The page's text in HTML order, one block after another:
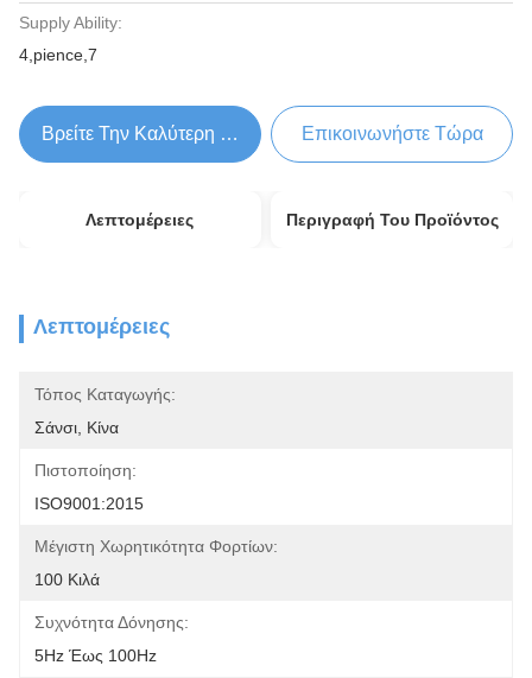
Supply Ability:
4,pience,7
Βρείτε Την Καλύτερη Τιμή Επικοινωνήστε Τώρα
Λεπτομέρειες Περιγραφή Του Προϊόντος
Λεπτομέρειες
Τόπος Καταγωγής:
Σάνσι, Κίνα
Πιστοποίηση:
ISO9001:2015
Μέγιστη Χωρητικότητα Φορτίων:
100 Κιλά
Συχνότητα Δόνησης:
5Hz Έως 100Hz